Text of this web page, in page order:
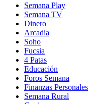
Semana Play
Semana TV
Dinero
Arcadia
Soho
in
new
window
Fucsia
in
new
window
4 Patas
Educación
Foros Semana
Finanzas Personales
Semana Rural